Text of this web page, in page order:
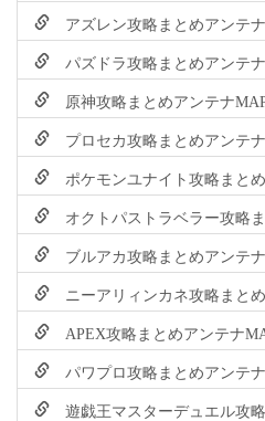
アズレン攻略まとめアンテ
パズドラ攻略まとめアンテ
原神攻略まとめアンテナ
プロセカ攻略まとめアンテ
ポケモンユナイト攻略まと
オクトパストラベラー攻略
ブルアカ攻略まとめアンテ
ニーアリィンカネ攻略まと
APEX攻略まとめアンテナ
パワプロ攻略まとめアンテ
遊戯王マスターデュエル攻